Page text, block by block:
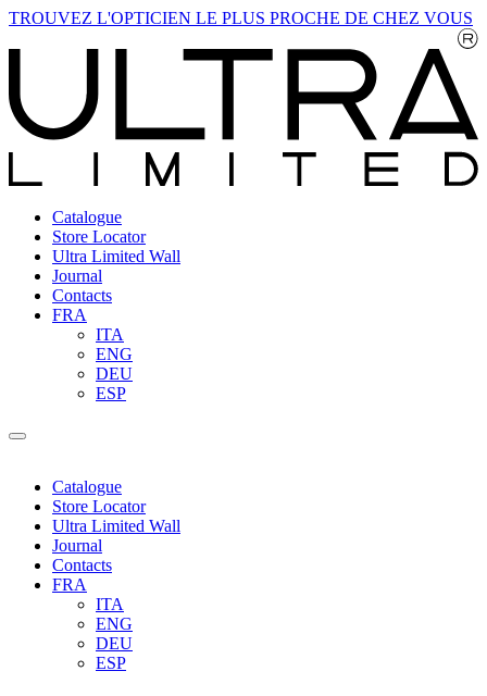
TROUVEZ L'OPTICIEN LE PLUS PROCHE DE CHEZ VOUS
Catalogue
Store Locator
Ultra Limited Wall
Journal
Contacts
FRA
ITA
ENG
DEU
ESP
Catalogue
Store Locator
Ultra Limited Wall
Journal
Contacts
FRA
ITA
ENG
DEU
ESP